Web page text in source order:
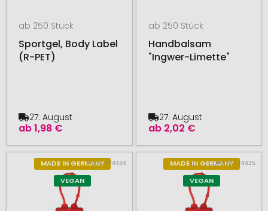
ab 250 Stück
Sportgel, Body Label
(R-PET)
ab1,98 €
27. August
ab 250 Stück
Handbalsam
"Ingwer-Limette"
ab 2,02 €
27. August
MADE IN GERMANY
VEGAN
# 510.174434
MADE IN GERMANY
VEGAN
# 510.174435